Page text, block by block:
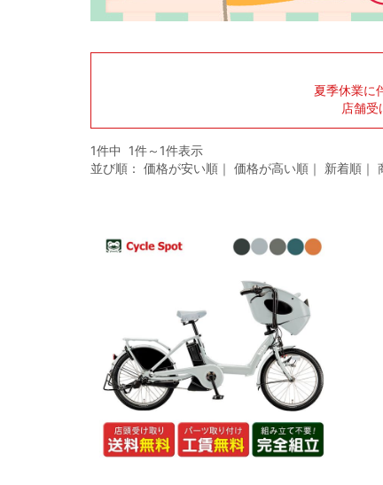
夏季休業に
店舗受
1件中 1件～1件表示
並び順： 価格が安い順 ｜ 価格が高い順 ｜ 新着順 ｜